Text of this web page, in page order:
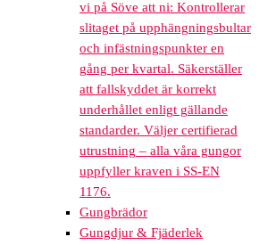
vi på Söve att ni: Kontrollerar
slitaget på upphängningsbultar
och infästningspunkter en
gång per kvartal. Säkerställer
att fallskyddet är korrekt
underhållet enligt gällande
standarder. Väljer certifierad
utrustning – alla våra gungor
uppfyller kraven i SS-EN
1176.
Gungbrädor
Gungdjur & Fjäderlek